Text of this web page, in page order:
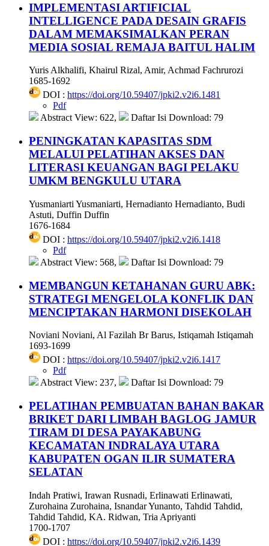
IMPLEMENTASI ARTIFICIAL
INTELLIGENCE PADA DESAIN GRAFIS
DALAM MEMAKSIMALKAN PERAN
MEDIA SOSIAL REMAJA BAITUL HALIM
Yuris Alkhalifi, Khairul Rizal, Amir, Achmad Fachrurozi
1685-1692
DOI : https://doi.org/10.59407/jpki2.v2i6.1481
Pdf
Abstract View: 622,
Daftar Isi Download: 79
PENINGKATAN KAPASITAS SDM
MELALUI PELATIHAN AKSES DAN
LITERASI KEUANGAN BAGI PELAKU
UMKM BENGKULU UTARA
Yusmaniarti Yusmaniarti, Hernadianto Hernadianto, Budi
Astuti, Duffin Duffin
1676-1684
DOI : https://doi.org/10.59407/jpki2.v2i6.1418
Pdf
Abstract View: 568,
Daftar Isi Download: 79
MEMBANGUN KETAHANAN GURU ABK:
STRATEGI MENGELOLA KONFLIK DAN
MENCIPTAKAN HARMONI DISEKOLAH
Noviani Noviani, Al Fazilah Br Barus, Istiqamah Istiqamah
1693-1699
DOI : https://doi.org/10.59407/jpki2.v2i6.1417
Pdf
Abstract View: 237,
Daftar Isi Download: 79
PELATIHAN PEMBUATAN BAHAN BAKAR
BRIKET DARI LIMBAH BAGLOG JAMUR
TIRAM DI DESA PAYAKABUNG
KECAMATAN INDRALAYA UTARA
KABUPATEN OGAN ILIR SUMATERA
SELATAN
Indah Pratiwi, Irawan Rusnadi, Erlinawati Erlinawati,
Zurohaina Zurohaina, Isnandar Yunanto, Tahdid Tahdid,
Tahdid Tahdid, KA. Ridwan, Tria Apriyanti
1700-1707
DOI : https://doi.org/10.59407/jpki2.v2i6.1439